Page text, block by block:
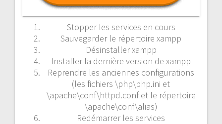
Stopper les services en cours
Sauvegarder le répertoire xampp
Désinstaller xampp
Installer la dernière version de xampp
Reprendre les anciennes configurations
(les fichiers \php\php.ini et
\apache\conf\httpd.conf et le répertoire
\apache\conf\alias)
Redémarrer les services